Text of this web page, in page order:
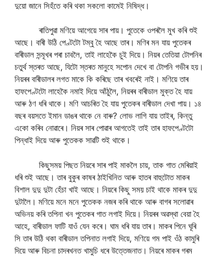
দুয়ো জানে সিহঁতে কৰি থকা সকলো কামেই নিষিদ্ধ।
ৰাতিপুৱা মণিয়ে আগেয়ে সাৰ পায়। পুতেকে ওপৰলৈ মুখ কৰি শুই
আছে। বাৰী উঠি পেণ্টটো টম্বু হৈ আছে তাৰ। মণিৰ মন যায় পুতেকৰ
বাৰীডাল সন্মূখৰ পৰা চাবলৈ, তাই লাহেকৈ চুই দিয়ে। নিয়ৰ তেতিয়া টোপনিৰ
চতুৰ্থ স্তৰত আছে, যিটো স্তৰত মানুহে সপোন দেখে বা টোপনি গভীৰ হয়।
নিয়ৰৰ বাৰীডালৰ লগত মাকে কি কৰিছে তাৰ খবৰেই নাই। মণিয়ে তাৰ
হাফপেণ্টটো লাহেকৈ নমাই দিয়ে আঁঠুলৈ, নিয়ৰৰ বাৰীডাল মুক্ত হৈ যায়
আৰু ঠণ ধৰি থাকে। মণি আচৰিত হৈ যায় পুতেকৰ বাৰীডাল দেখা পায়। ১৪
বছৰ বয়সতে ইমান ডাঙৰ থাকে নে বাৰু? লোভ লাগি যায় তাইৰ, কিন্তু
একো কৰিব নোৱাৰে। নিয়ৰ সাৰ পোৱাৰ আগতেই তাই তাৰ হাফপেণ্টটো
পিন্ধাই দিয়ে আৰু পুতেকক সাৱটি শুই থাকে।
কিছুসময় পিছত নিয়ৰে সাৰ পাই মাকলৈ চায়, তাক গাত মেৰিয়াই
ধৰি শুই আছে। তাৰ বুকুৰ কাষৰ ঠাইখিনিত আৰু হাতৰ বাহুটোত মাকৰ
বিশাল দুদু দুটা হেঁচা খাই আছে। নিয়ৰে কিছু সময় চাই থাকে মাকৰ দুদু
দুটালৈ। মণিয়ে মনে মনে পুতেকক নজৰ কৰি থাকে আৰু বাগৰ সলোৱাৰ
অভিনয় কৰি তপিনা খন পুতেকৰ গাত লগাই দিয়ে। নিয়ৰৰ অৱস্থা বেয়া হৈ
আহে, বাৰীডাল ফাটি যাওঁ যেন কৰে। ঘাম ধৰি যায় তাৰ। মাকৰ পিনে ঘূৰি
সি তাৰ উঠি থকা বাৰীডাল তপিনাত লগাই দিয়ে, মণিয়ে গম পাই ওঁঠ কামুৰি
দিয়ে আৰু বিচনা চাদৰখনত খামুচি ধৰে উত্তেজনাত। নিয়ৰে মাকৰ গৰম